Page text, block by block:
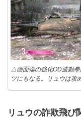
△画面端の強化OD波動
ツにもなる。リュウは攻
リュウの詐欺飛び